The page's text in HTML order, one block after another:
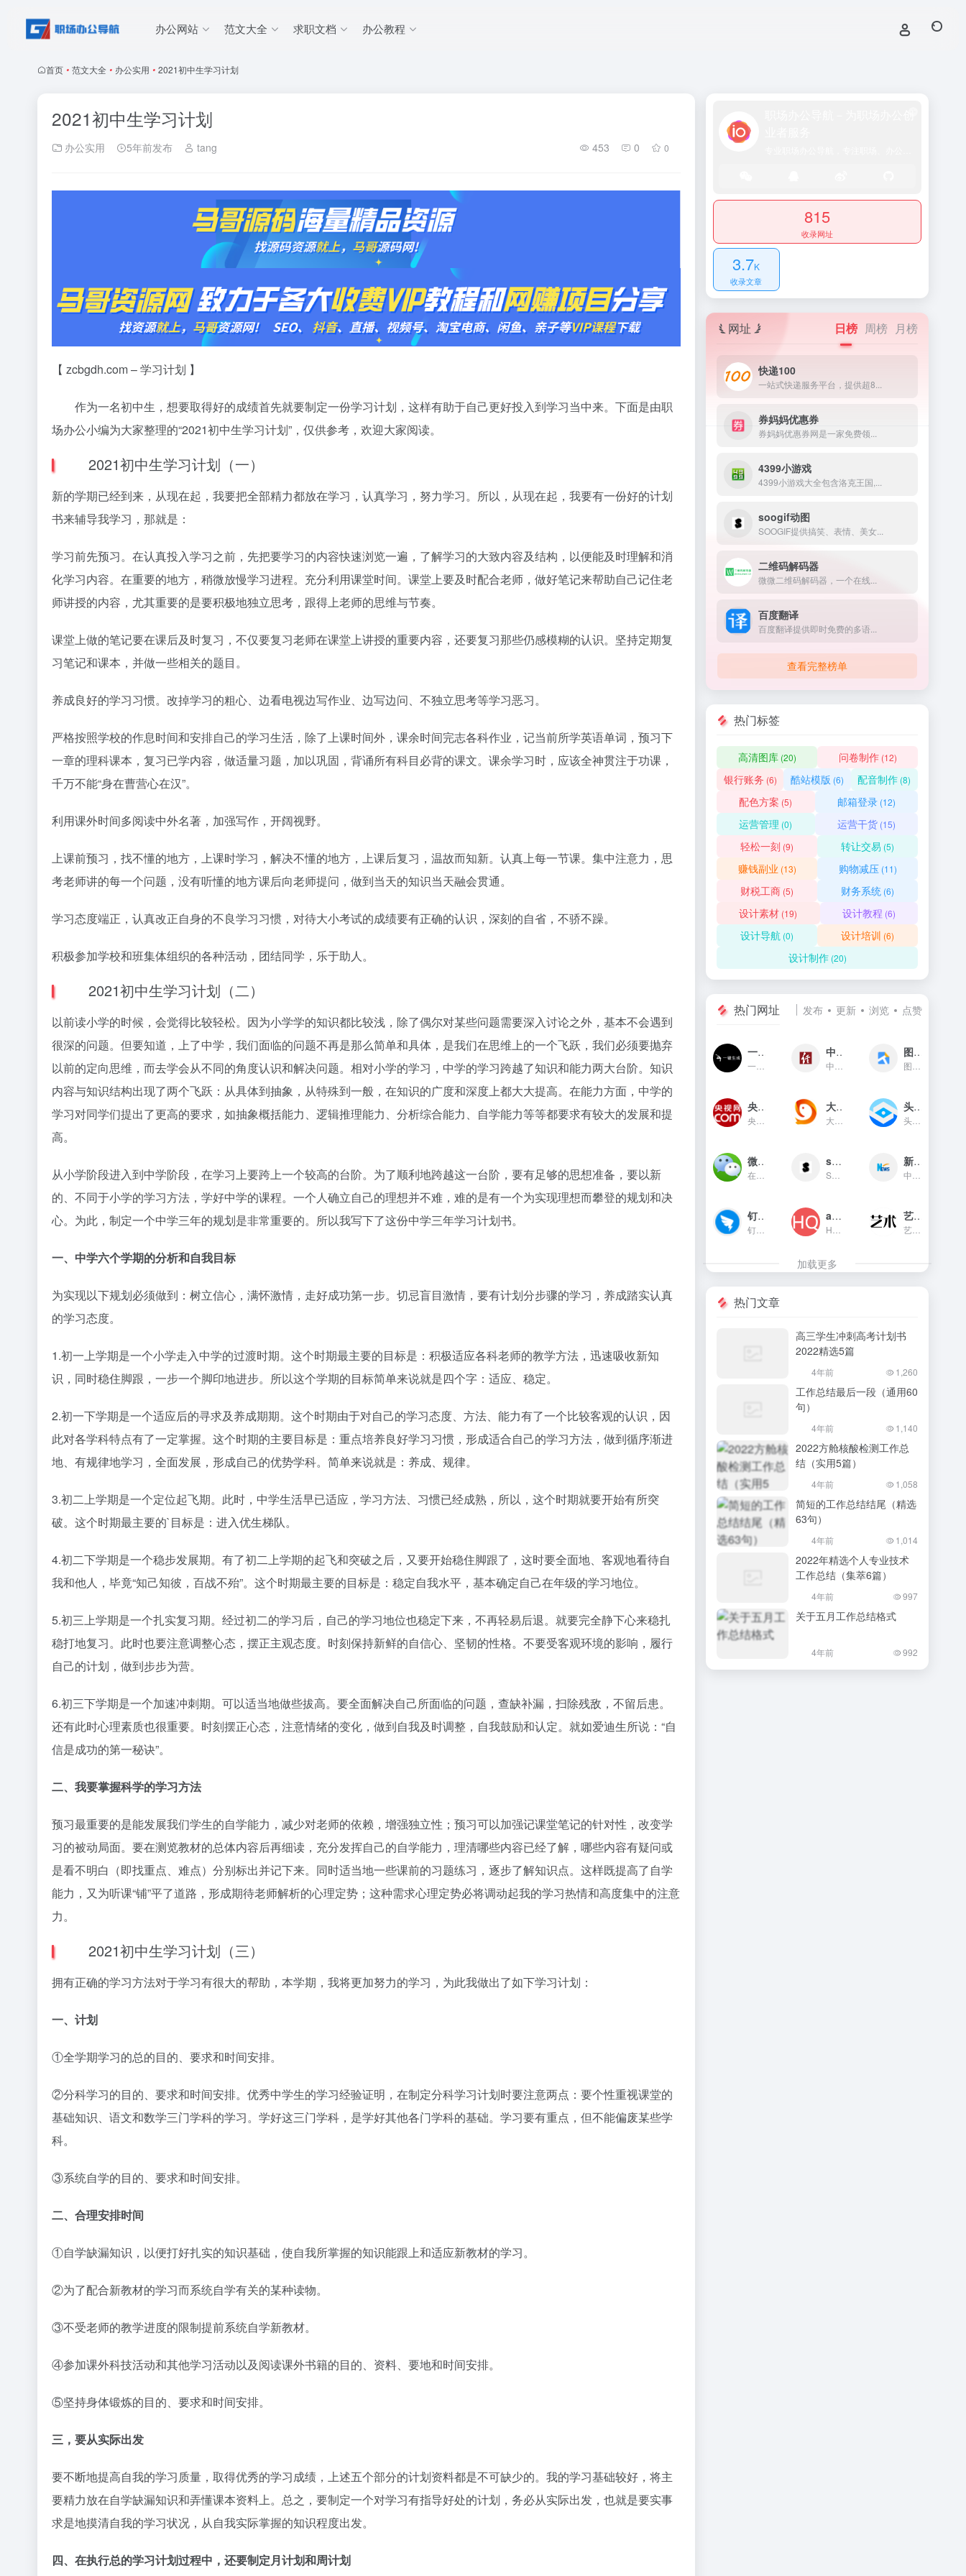
办公网站 范文大全 求职文档 办公教程
首页 • 范文大全 • 办公实用 • 2021初中生学习计划
2021初中生学习计划
办公实用 5年前发布 tang 453 0 0
【 zcbgdh.com – 学习计划 】
作为一名初中生，想要取得好的成绩首先就要制定一份学习计划，这样有助于自己更好投入到学习当中来。下面是由职
场办公小编为大家整理的“2021初中生学习计划”，仅供参考，欢迎大家阅读。
2021初中生学习计划（一）
新的学期已经到来，从现在起，我要把全部精力都放在学习，认真学习，努力学习。所以，从现在起，我要有一份好的计划
书来辅导我学习，那就是：
学习前先预习。在认真投入学习之前，先把要学习的内容快速浏览一遍，了解学习的大致内容及结构，以便能及时理解和消
化学习内容。在重要的地方，稍微放慢学习进程。充分利用课堂时间。课堂上要及时配合老师，做好笔记来帮助自己记住老
师讲授的内容，尤其重要的是要积极地独立思考，跟得上老师的思维与节奏。
课堂上做的笔记要在课后及时复习，不仅要复习老师在课堂上讲授的重要内容，还要复习那些仍感模糊的认识。坚持定期复
习笔记和课本，并做一些相关的题目。
养成良好的学习习惯。改掉学习的粗心、边看电视边写作业、边写边问、不独立思考等学习恶习。
严格按照学校的作息时间和安排自己的学习生活，除了上课时间外，课余时间完志各科作业，记当前所学英语单词，预习下
一章的理科课本，复习已学内容，做适量习题，加以巩固，背诵所有科目必背的课文。课余学习时，应该全神贯注于功课，
千万不能“身在曹营心在汉”。
利用课外时间多阅读中外名著，加强写作，开阔视野。
上课前预习，找不懂的地方，上课时学习，解决不懂的地方，上课后复习，温故而知新。认真上每一节课。集中注意力，思
考老师讲的每一个问题，没有听懂的地方课后向老师提问，做到当天的知识当天融会贯通。
学习态度端正，认真改正自身的不良学习习惯，对待大小考试的成绩要有正确的认识，深刻的自省，不骄不躁。
积极参加学校和班集体组织的各种活动，团结同学，乐于助人。
2021初中生学习计划（二）
以前读小学的时候，会觉得比较轻松。因为小学学的知识都比较浅，除了偶尔对某些问题需要深入讨论之外，基本不会遇到
很深的问题。但要知道，上了中学，我们面临的问题不再是那么简单和具体，是我们在思维上的一个飞跃，我们必须要抛弃
以前的定向思维，而去学会从不同的角度认识和解决问题。相对小学的学习，中学的学习跨越了知识和能力两大台阶。知识
内容与知识结构出现了两个飞跃：从具体到抽象，从特殊到一般，在知识的广度和深度上都大大提高。在能力方面，中学的
学习对同学们提出了更高的要求，如抽象概括能力、逻辑推理能力、分析综合能力、自学能力等等都要求有较大的发展和提
高。
从小学阶段进入到中学阶段，在学习上要跨上一个较高的台阶。为了顺利地跨越这一台阶，要有足够的思想准备，要以新
的、不同于小学的学习方法，学好中学的课程。一个人确立自己的理想并不难，难的是有一个为实现理想而攀登的规划和决
心。为此，制定一个中学三年的规划是非常重要的。所以我写下了这份中学三年学习计划书。
一、中学六个学期的分析和自我目标
为实现以下规划必须做到：树立信心，满怀激情，走好成功第一步。切忌盲目激情，要有计划分步骤的学习，养成踏实认真
的学习态度。
1.初一上学期是一个小学走入中学的过渡时期。这个时期最主要的目标是：积极适应各科老师的教学方法，迅速吸收新知
识，同时稳住脚跟，一步一个脚印地进步。所以这个学期的目标简单来说就是四个字：适应、稳定。
2.初一下学期是一个适应后的寻求及养成期期。这个时期由于对自己的学习态度、方法、能力有了一个比较客观的认识，因
此对各学科特点有了一定掌握。这个时期的主要目标是：重点培养良好学习习惯，形成适合自己的学习方法，做到循序渐进
地、有规律地学习，全面发展，形成自己的优势学科。简单来说就是：养成、规律。
3.初二上学期是一个定位起飞期。此时，中学生活早已适应，学习方法、习惯已经成熟，所以，这个时期就要开始有所突
破。这个时期最主要的`目标是：进入优生梯队。
4.初二下学期是一个稳步发展期。有了初二上学期的起飞和突破之后，又要开始稳住脚跟了，这时要全面地、客观地看待自
我和他人，毕竟“知己知彼，百战不殆”。这个时期最主要的目标是：稳定自我水平，基本确定自己在年级的学习地位。
5.初三上学期是一个扎实复习期。经过初二的学习后，自己的学习地位也稳定下来，不再轻易后退。就要完全静下心来稳扎
稳打地复习。此时也要注意调整心态，摆正主观态度。时刻保持新鲜的自信心、坚韧的性格。不要受客观环境的影响，履行
自己的计划，做到步步为营。
6.初三下学期是一个加速冲刺期。可以适当地做些拔高。要全面解决自己所面临的问题，查缺补漏，扫除残敌，不留后患。
还有此时心理素质也很重要。时刻摆正心态，注意情绪的变化，做到自我及时调整，自我鼓励和认定。就如爱迪生所说：“自
信是成功的第一秘诀”。
二、我要掌握科学的学习方法
预习最重要的是能发展我们学生的自学能力，减少对老师的依赖，增强独立性；预习可以加强记课堂笔记的针对性，改变学
习的被动局面。要在测览教材的总体内容后再细读，充分发挥自己的自学能力，理清哪些内容已经了解，哪些内容有疑问或
是看不明白（即找重点、难点）分别标出并记下来。同时适当地一些课前的习题练习，逐步了解知识点。这样既提高了自学
能力，又为听课“铺”平了道路，形成期待老师解析的心理定势；这种需求心理定势必将调动起我的学习热情和高度集中的注意
力。
2021初中生学习计划（三）
拥有正确的学习方法对于学习有很大的帮助，本学期，我将更加努力的学习，为此我做出了如下学习计划：
一、计划
①全学期学习的总的目的、要求和时间安排。
②分科学习的目的、要求和时间安排。优秀中学生的学习经验证明，在制定分科学习计划时要注意两点：要个性重视课堂的
基础知识、语文和数学三门学科的学习。学好这三门学科，是学好其他各门学科的基础。学习要有重点，但不能偏废某些学
科。
③系统自学的目的、要求和时间安排。
二、合理安排时间
①自学缺漏知识，以便打好扎实的知识基础，使自我所掌握的知识能跟上和适应新教材的学习。
②为了配合新教材的学习而系统自学有关的某种读物。
③不受老师的教学进度的限制提前系统自学新教材。
④参加课外科技活动和其他学习活动以及阅读课外书籍的目的、资料、要地和时间安排。
⑤坚持身体锻炼的目的、要求和时间安排。
三，要从实际出发
要不断地提高自我的学习质量，取得优秀的学习成绩，上述五个部分的计划资料都是不可缺少的。我的学习基础较好，将主
要精力放在自学缺漏知识和弄懂课本资料上。总之，要制定一个对学习有指导好处的计划，务必从实际出发，也就是要实事
求是地摸清自我的学习状况，从自我实际掌握的知识程度出发。
四、在执行总的学习计划过程中，还要制定月计划和周计划
815
收录网址
3.7K
收录文章
网址 日榜 周榜 月榜
快递100
一站式快递服务平台，提供超8...
券妈妈优惠券
券妈妈优惠券网是一家免费领...
4399小游戏
4399小游戏大全包含洛克王国,...
soogif动图
SOOGIF提供搞笑、表情、美女...
二维码解码器
微微二维码解码器，一个在线...
百度翻译
百度翻译提供即时免费的多语...
查看完整榜单
热门标签
高清图库(20) 问卷制作(12)
银行账务 (6) 酷站模版 (6) 配音制作 (8)
配色方案 (5) 邮箱登录(12)
运营管理 (0) 运营干货(15)
轻松一刻 (9) 转让交易 (5)
赚钱副业 (13) 购物减压(11)
财税工商 (5) 财务系统 (6)
设计素材 (19) 设计教程 (6)
设计导航 (0) 设计培训 (6)
设计制作(20)
热门网址 发布 更新 浏览 点赞
一键生成 中国经济网 图贴士
央视网新闻频道(cctv.com) 大鱼号官网 头条指数
微信对话生成器 soogif动图
SOOGIF提供搞笑、表情、美女...
新华网
钉钉官网 app图标生成 艺术字体在线生成器
加载更多
热门文章
高三学生冲刺高考计划书
2022精选5篇
4年前 1,260
工作总结最后一段（通用60
句）
4年前 1,140
2022方舱核酸检测工作总
结（实用5篇）
4年前 1,058
简短的工作总结结尾（精选
63句）
4年前 1,014
2022年精选个人专业技术
工作总结（集萃6篇）
4年前 997
关于五月工作总结格式
4年前 992